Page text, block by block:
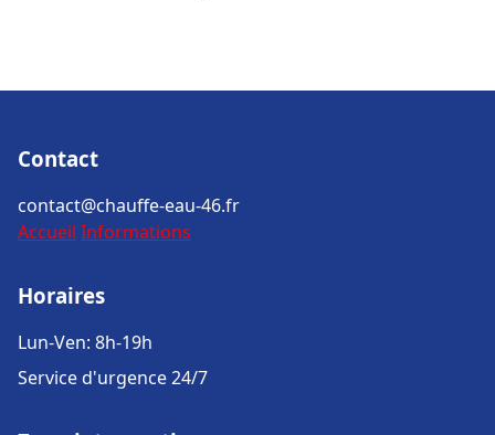
Contact
contact@chauffe-eau-46.fr
Accueil Informations
Horaires
Lun-Ven: 8h-19h
Service d'urgence 24/7